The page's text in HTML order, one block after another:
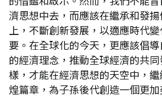
濟思想中去，而應該在繼承和發
上，不斷創新發展，以適應時代
要。在全球化的今天，更應該倡
的經濟理念，推動全球經濟的共
樣，才能在經濟思想的天空中，
煌篇章，為子孫後代創造一個更加